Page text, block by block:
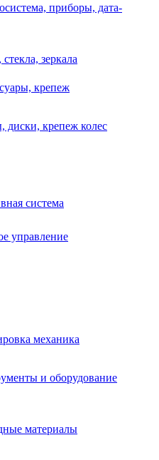
приборы, дата-
зеркала
крепеж
крепеж колес
система
управление
механика
и оборудование
материалы